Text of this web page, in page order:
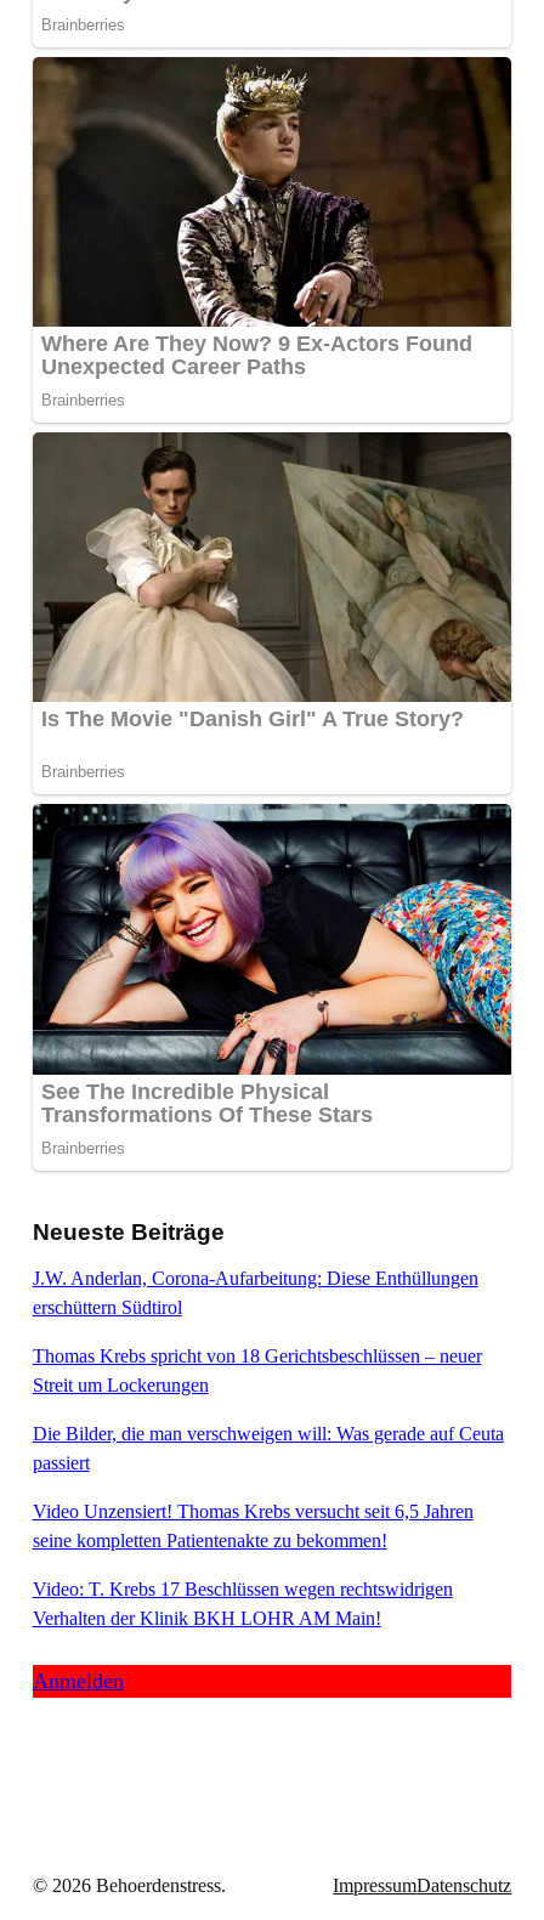
Neueste Beiträge
J.W. Anderlan, Corona-Aufarbeitung: Diese Enthüllungen
erschüttern Südtirol
Thomas Krebs spricht von 18 Gerichtsbeschlüssen – neuer
Streit um Lockerungen
Die Bilder, die man verschweigen will: Was gerade auf Ceuta
passiert
Video Unzensiert! Thomas Krebs versucht seit 6,5 Jahren
seine kompletten Patientenakte zu bekommen!
Video: T. Krebs 17 Beschlüssen wegen rechtswidrigen
Verhalten der Klinik BKH LOHR AM Main!
Anmelden
© 2026 Behoerdenstress. ImpressumDatenschutz